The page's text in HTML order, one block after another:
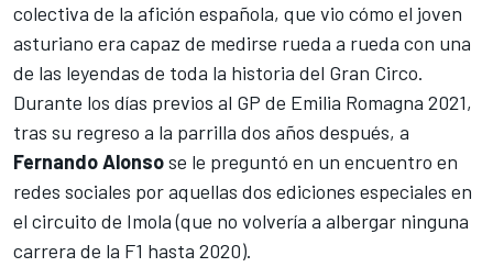
colectiva de la afición española, que vio cómo el joven
asturiano era capaz de medirse rueda a rueda con una
de las leyendas de toda la historia del Gran Circo.
Durante los días previos al GP de Emilia Romagna 2021,
tras su regreso a la parrilla dos años después, a
FernandoAlonsose le preguntó en un encuentro en
redes sociales por aquellas dos ediciones especiales en
el circuito de Imola (que no volvería a albergar ninguna
carrera de la F1 hasta 2020).